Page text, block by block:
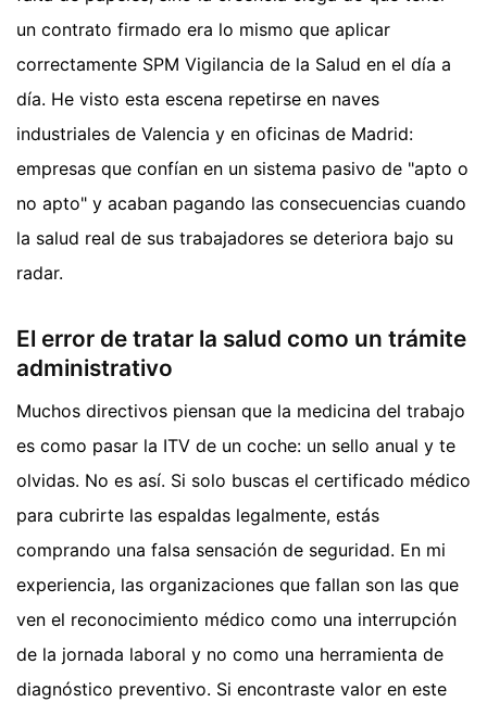
un contrato firmado era lo mismo que aplicar
correctamente SPM Vigilancia de la Salud en el día a
día. He visto esta escena repetirse en naves
industriales de Valencia y en oficinas de Madrid:
empresas que confían en un sistema pasivo de "apto o
no apto" y acaban pagando las consecuencias cuando
la salud real de sus trabajadores se deteriora bajo su
radar.
El error de tratar la salud como un trámite
administrativo
Muchos directivos piensan que la medicina del trabajo
es como pasar la ITV de un coche: un sello anual y te
olvidas. No es así. Si solo buscas el certificado médico
para cubrirte las espaldas legalmente, estás
comprando una falsa sensación de seguridad. En mi
experiencia, las organizaciones que fallan son las que
ven el reconocimiento médico como una interrupción
de la jornada laboral y no como una herramienta de
diagnóstico preventivo. Si encontraste valor en este